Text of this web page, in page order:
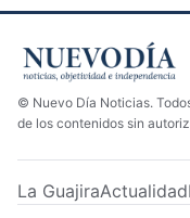
© Nuevo Día Noticias.
de los contenidos sin
La GuajiraActualidad